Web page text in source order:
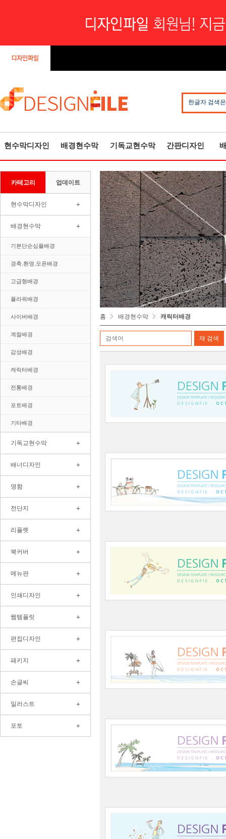
한글자 검색
현수막디자인 배경현수막 기독교현수막 간판디자인
카테고리 업데이트
현수막디자인 +
배경현수막 +
기본단순심플배경
경축.환영.오픈배경
고급형배경
플라워배경
사이버배경
계절배경
감성배경
캐릭터배경
전통배경
포토배경
기타배경
기독교현수막 +
배너디자인 +
명함 +
전단지 +
리플렛 +
북커버 +
메뉴판 +
인쇄디자인 +
웹템플릿 +
편집디자인 +
패키지 +
손글씨 +
일러스트 +
포토 +
홈 배경현수막 캐릭터배경